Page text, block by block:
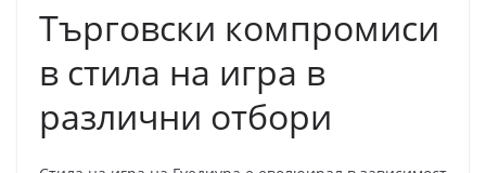
Търговски компромиси
в стила на игра в
различни отбори